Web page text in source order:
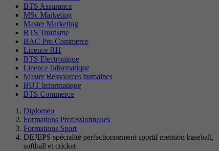
BTS Assurance
MSc Marketing
Master Marketing
BTS Tourisme
BAC Pro Commerce
Licence RH
BTS Electronique
Licence Informatique
Master Ressources humaines
BUT Informatique
BTS Commerce
Diplomeo
Formations Professionnelles
Formations Sport
DEJEPS spécialité perfectionnement sportif mention baseball,
softball et cricket